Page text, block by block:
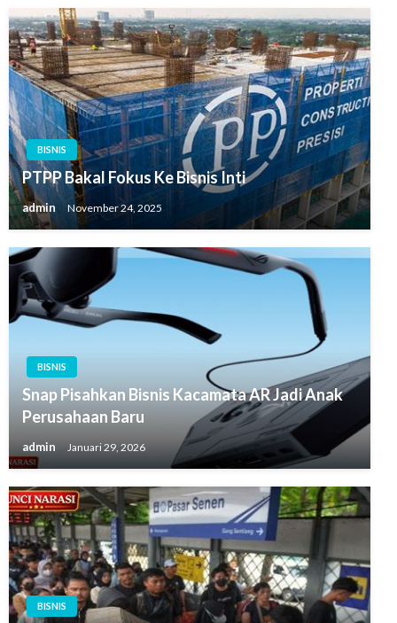
BISNIS
PTPP Bakal Fokus Ke Bisnis Inti
admin November 24, 2025
BISNIS
Snap Pisahkan Bisnis Kacamata AR Jadi Anak
Perusahaan Baru
admin Januari 29, 2026
BISNIS